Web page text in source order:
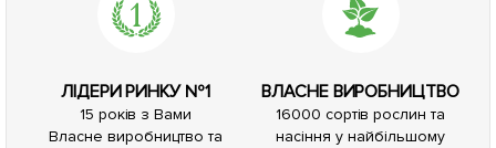
ЛІДЕРИ РИНКУ №1
15 років з Вами
Власне виробництво та
ВЛАСНЕ ВИРОБНИЦТВО
16000 сортів рослин та
насіння у найбільшому